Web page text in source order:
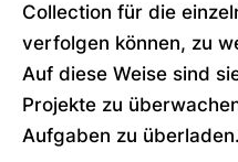
Collection für die
verfolgen können, zu
Auf diese Weise sind
Projekte zu
Aufgaben zu überladen.